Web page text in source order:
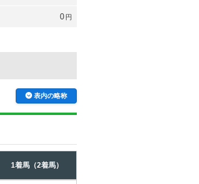
0 円
表内の略称
1着馬（2着馬）